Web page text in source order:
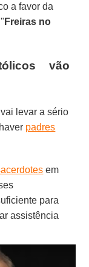
a favor da
Freiras no
vão
levar a sério
padres
em
para
assistência